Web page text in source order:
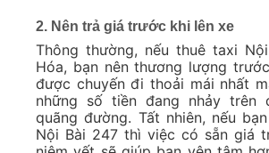
2. Nên trả giá trước khi lên xe
Thông thường, nếu thuê taxi
Hóa, bạn nên thương lượng
được chuyến đi thoải mái nhất
những số tiền đang nhảy trên
quãng đường. Tất nhiên, nếu
Nội Bài 247 thì việc có sẵn giá